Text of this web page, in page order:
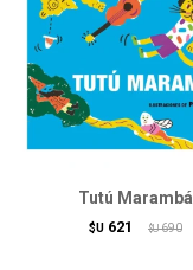
Tutú Marambá
$U 621 $U 690